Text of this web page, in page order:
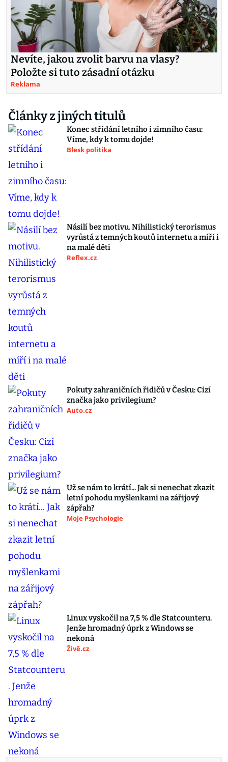
Nevíte, jakou zvolit barvu na vlasy?
Položte si tuto zásadní otázku
Reklama
Články z jiných titulů
Konec střídání letního i zimního času:
Víme, kdy k tomu dojde!
Blesk politika
Násilí bez motivu. Nihilistický terorismus
vyrůstá z temných koutů internetu a míří i
na malé děti
Reflex.cz
Pokuty zahraničních řidičů v Česku: Cizí
značka jako privilegium?
Auto.cz
Už se nám to krátí... Jak si nenechat zkazit
letní pohodu myšlenkami na zářijový
zápřah?
Moje Psychologie
Linux vyskočil na 7,5 % dle Statcounteru.
Jenže hromadný úprk z Windows se
nekoná
Živě.cz